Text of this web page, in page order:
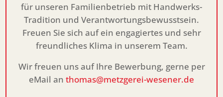
für unseren Familienbetrieb mit Handwerks-
Tradition und Verantwortungsbewusstsein.
Freuen Sie sich auf ein engagiertes und sehr
freundliches Klima in unserem Team.
Wir freuen uns auf Ihre Bewerbung, gerne per
eMail an thomas@metzgerei-wesener.de